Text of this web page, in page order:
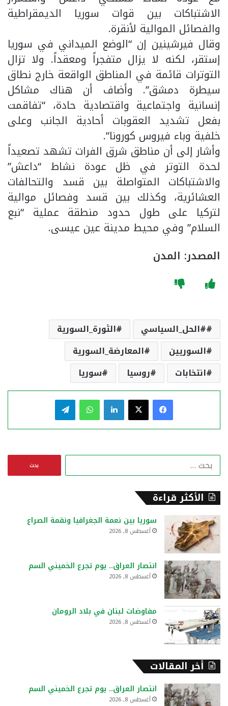
الاشتباكات بين قوات سوريا الديمقراطية
والفصائل الموالية لأنقرة.
وقال فيرشينين إن “الوضع الميداني في سوريا
إستقر، لكنه لا يزال متفجراً ومعقداً. ولا تزال
التوترات قائمة في المناطق الواقعة خارج نطاق
سيطرة دمشق”. وأضاف أن هناك مشاكل
إنسانية واجتماعية واقتصادية حادة، “تفاقمت
بفعل تشديد العقوبات أحادية الجانب وعلى
خلفية وباء فيروس كورونا”.
وأشار إلى أن مناطق شرق الفرات تشهد تصعيداً
لحدة التوتر في ظل عودة نشاط “داعش”
والاشتباكات المتواصلة بين قسد والتحالفات
العشائرية، وكذلك بين قسد وفصائل موالية
لتركيا على طول حدود منطقة عملية “نبع
السلام” وفي محيط مدينة عين عيسى.
المصدر: المدن
#الحل_السياسي
الثورة_السورية
السوريين
المعارضة_السورية
انتخابات
روسيا سوريا
فيسبوك لينكدإن واتساب
ن
الأكثر قراءة
سوريا بين نعمة الجغرافيا ونقمة الصراع
أغسطس 8, 2026
انتصار العراق.. يوم تجرع الخميني السم
أغسطس 8, 2026
مفاوضات لبنان في بلاد الرومان
أغسطس 8, 2026
أخر المقالات
انتصار العراق.. يوم تجرع الخميني السم
أغسطس 8, 2026